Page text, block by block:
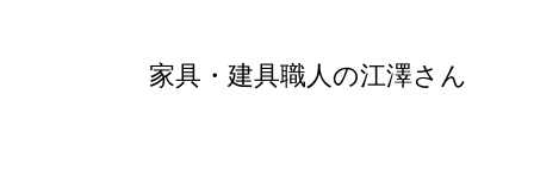
家具・建具職人の江澤さん